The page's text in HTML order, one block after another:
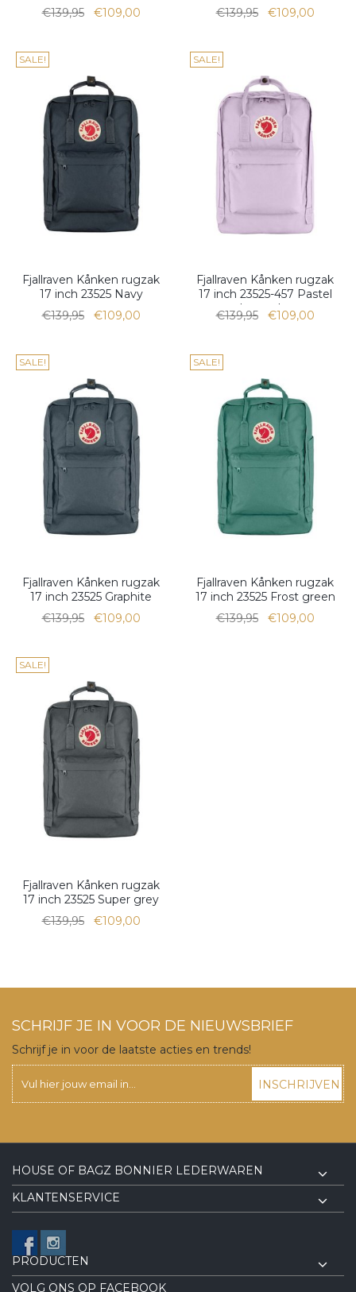
€139,95
€109,00
€139,95
€109,00
SALE!
Fjallraven Kånken rugzak
17 inch 23525 Navy
€139,95
€109,00
SALE!
Fjallraven Kånken rugzak
17 inch 23525-457 Pastel
Lavender
€139,95 €109,00
SALE!
Fjallraven Kånken rugzak
17 inch 23525 Graphite
€139,95
€109,00
SALE!
Fjallraven Kånken rugzak
17 inch 23525 Frost green
€139,95
€109,00
SALE!
Fjallraven Kånken rugzak
17 inch 23525 Super grey
€139,95
€109,00
SCHRIJF JE IN VOOR DE NIEUWSBRIEF
Schrijf je in voor de laatste acties en trends!
INSCHRIJVEN
HOUSE OF BAGZ BONNIER LEDERWAREN
KLANTENSERVICE
PRODUCTEN
VOLG ONS OP FACEBOOK